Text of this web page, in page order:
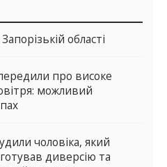
області
про високе
можливий
чоловіка, який
диверсію та